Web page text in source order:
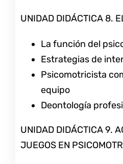
UNIDAD DIDÁCTICA 8.
La función del
Estrategias de
Psicomotricista
equipo
Deontología
UNIDAD DIDÁCTICA 9.
JUEGOS EN